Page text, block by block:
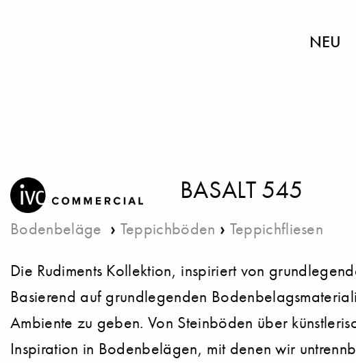
NEU
BASALT 545
Bodenbeläge › Teppichböden › Teppichfliesen
Die Rudiments Kollektion, inspiriert von
Basierend auf grundlegenden
Ambiente zu geben. Von Steinböden über
Inspiration in Bodenbelägen, mit denen wir